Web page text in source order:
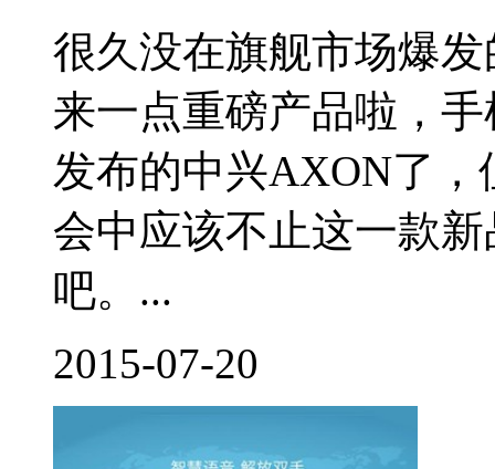
很久没在旗舰市场爆
来一点重磅产品啦，
发布的中兴AXON了
会中应该不止这一款
吧。...
2015-07-20